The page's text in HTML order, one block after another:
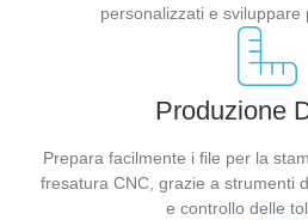
personalizzati e sviluppare
Produzione
Prepara facilmente i file per la
fresatura CNC, grazie a strumenti
e controllo delle